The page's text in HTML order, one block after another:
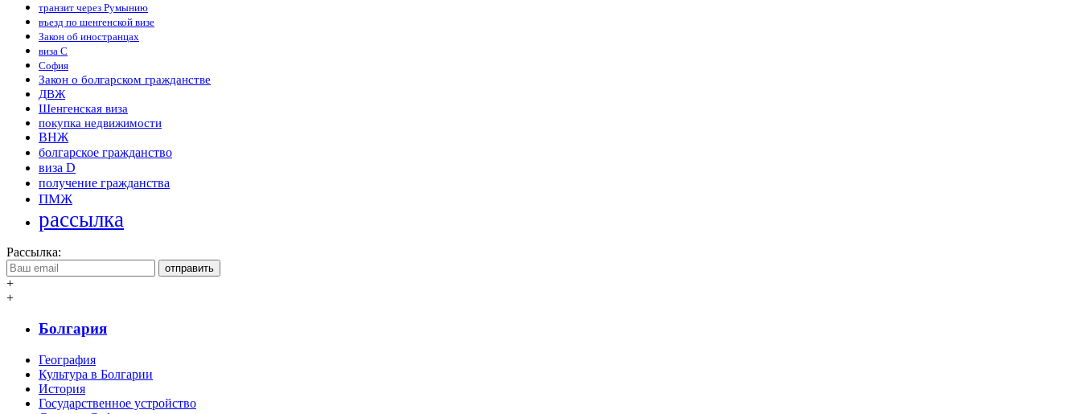
транзит через Румынию
въезд по шенгенской визе
Закон об иностранцах
виза С
София
Закон о болгарском гражданстве
ДВЖ
Шенгенская виза
покупка недвижимости
ВНЖ
болгарское гражданство
виза D
получение гражданства
ПМЖ
рассылка
Рассылка:
отправить
+
+
Болгария
География
Культура в Болгарии
История
Государственное устройство